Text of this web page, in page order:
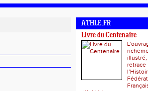
ATHLE.FR
Livre du Centenaire
illustré,
retrace